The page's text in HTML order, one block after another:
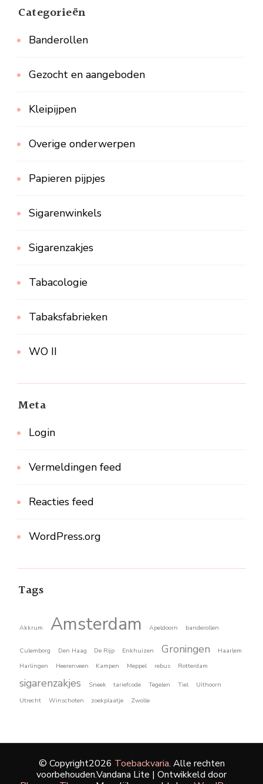
Categorieën
Banderollen
Gezocht en aangeboden
Kleipijpen
Overige onderwerpen
Papieren pijpjes
Sigarenwinkels
Sigarenzakjes
Tabacologie
Tabaksfabrieken
WO II
Meta
Login
Vermeldingen feed
Reacties feed
WordPress.org
Tags
Akkrum Amsterdam Apeldoorn banderollen
Culemborg Den Haag De Rijp Enkhuizen Groningen
Haarlem
Harlingen
Heerenveen Kampen Meppel rebus Rotterdam
sigarenzakjes Sneek tariefcode Tegelen Tiel
Uithoorn
Utrecht
Winschoten zoekplaatje Zwolle
© Copyright2026 Toebackvaria. Alle rechten
voorbehouden.Vandana Lite | Ontwikkeld door